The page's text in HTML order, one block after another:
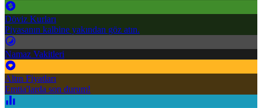
Döviz Kurları
Piyasanın kalbine yakından göz atın.
Namaz Vakitleri
Altın Fiyatları
Emtia'larda son durum!